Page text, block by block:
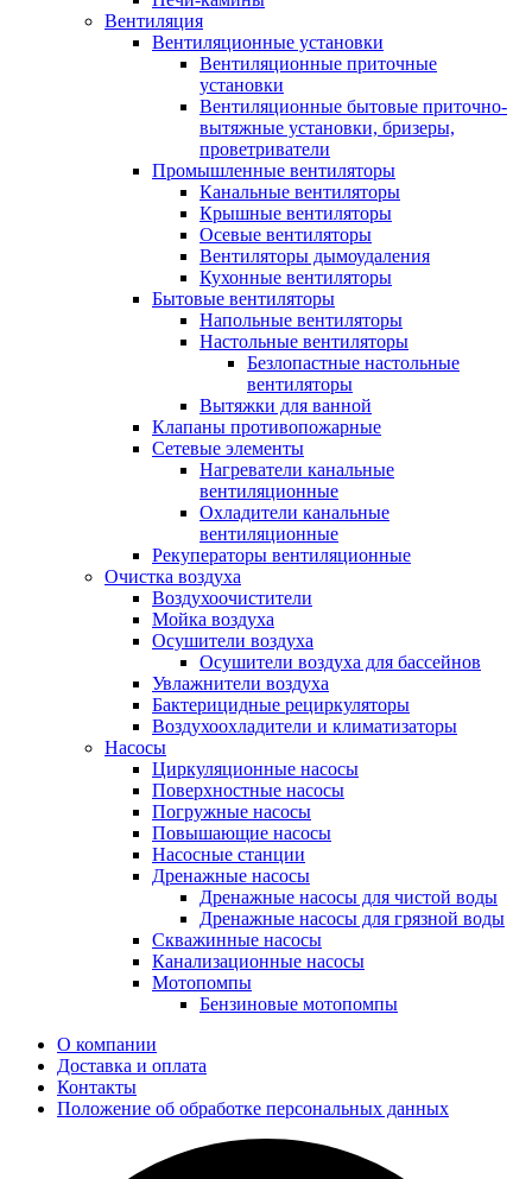
Вентиляция
Вентиляционные установки
Вентиляционные приточные
установки
Вентиляционные бытовые приточно-
вытяжные установки, бризеры,
проветриватели
Промышленные вентиляторы
Канальные вентиляторы
Крышные вентиляторы
Осевые вентиляторы
Вентиляторы дымоудаления
Кухонные вентиляторы
Бытовые вентиляторы
Напольные вентиляторы
Настольные вентиляторы
Безлопастные настольные
вентиляторы
Вытяжки для ванной
Клапаны противопожарные
Сетевые элементы
Нагреватели канальные
вентиляционные
Охладители канальные
вентиляционные
Рекуператоры вентиляционные
Очистка воздуха
Воздухоочистители
Мойка воздуха
Осушители воздуха
Осушители воздуха для бассейнов
Увлажнители воздуха
Бактерицидные рециркуляторы
Воздухоохладители и климатизаторы
Насосы
Циркуляционные насосы
Поверхностные насосы
Погружные насосы
Повышающие насосы
Насосные станции
Дренажные насосы
Дренажные насосы для чистой воды
Дренажные насосы для грязной воды
Скважинные насосы
Канализационные насосы
Мотопомпы
Бензиновые мотопомпы
О компании
Доставка и оплата
Контакты
Положение об обработке персональных данных